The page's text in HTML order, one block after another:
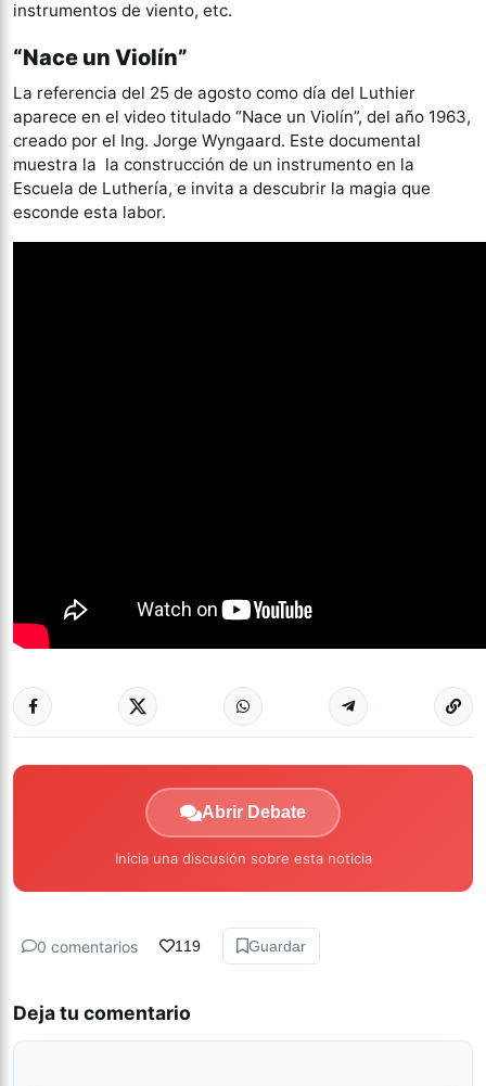
instrumentos de viento, etc.
“Nace un Violín”
La referencia del 25 de agosto como día del Luthier
aparece en el video titulado “Nace un Violín”, del año 1963,
creado por el Ing. Jorge Wyngaard. Este documental
muestra la la construcción de un instrumento en la
Escuela de Luthería, e invita a descubrir la magia que
esconde esta labor.
Abrir Debate
Inicia una discusión sobre esta noticia
0 comentarios 119 Guardar
Deja tu comentario